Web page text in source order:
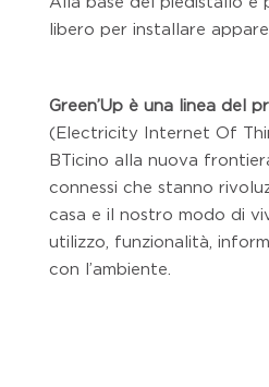
libero per installare
Green’Up è una linea del
(Electricity Internet Of
BTicino alla nuova
connessi che stanno
casa e il nostro modo di
utilizzo, funzionalità,
con l’ambiente.